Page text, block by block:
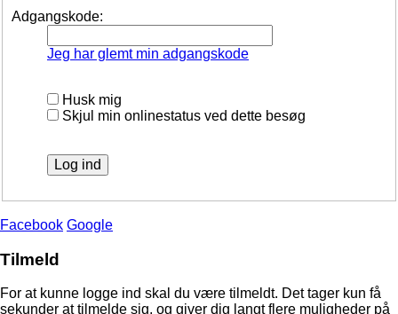
Adgangskode:
Jeg har glemt min adgangskode
Husk mig
Skjul min onlinestatus ved dette besøg
Facebook Google
Tilmeld
For at kunne logge ind skal du være tilmeldt. Det tager kun få
sekunder at tilmelde sig, og giver dig langt flere muligheder på